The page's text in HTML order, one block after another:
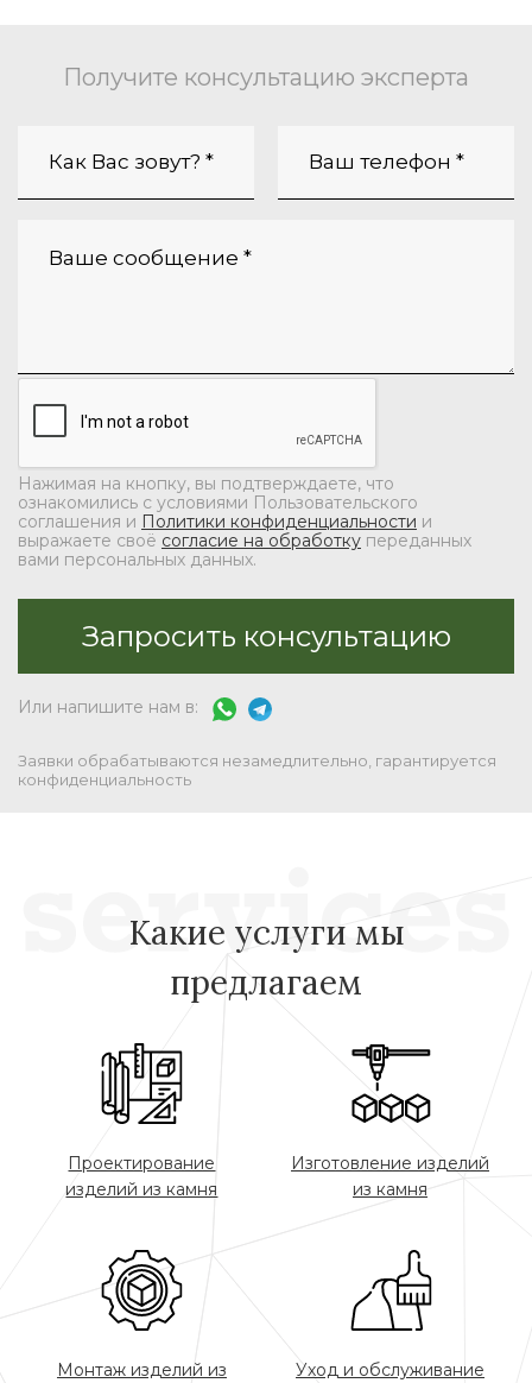
Получите консультацию эксперта
Нажимая на кнопку, вы подтверждаете, что
ознакомились с условиями Пользовательского
соглашения и Политики конфиденциальности и
выражаете своё согласие на обработкупереданных
вами персональных данных.
Или напишите нам в:
Заявки обрабатываются незамедлительно, гарантируется
конфиденциальность
Какие услуги мы
предлагаем
Проектирование
изделий из камня
Изготовление изделий
из камня
Монтаж изделий из
Уход и обслуживание